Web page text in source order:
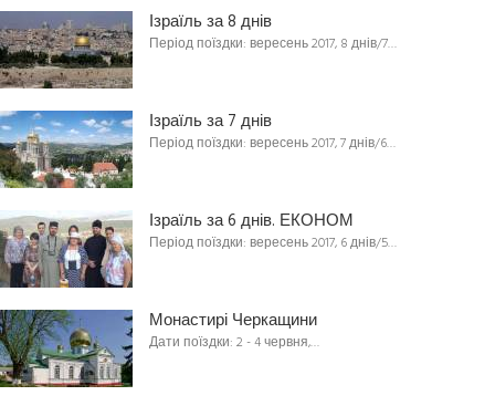
Ізраїль за 8 днів
Період поїздки: вересень 2017, 8 днів/7…
Ізраїль за 7 днів
Період поїздки: вересень 2017, 7 днів/6…
Ізраїль за 6 днів. ЕКОНОМ
Період поїздки: вересень 2017, 6 днів/5…
Монастирі Черкащини
Дати поїздки: 2 - 4 червня,…